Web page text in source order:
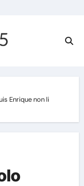
Enrique non li